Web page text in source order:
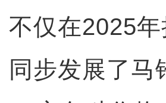
不仅在2025
同步发展了马